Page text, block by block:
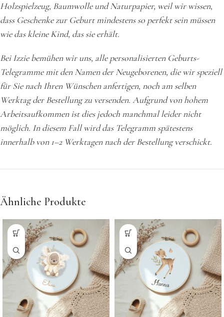
Holzspielzeug, Baumwolle und Naturpapier, weil wir wissen,
dass Geschenke zur Geburt mindestens so perfekt sein müssen
wie das kleine Kind, das sie erhält.
Bei Izzie bemühen wir uns, alle personalisierten Geburts-
Telegramme mit den Namen der Neugeborenen, die wir speziell
für Sie nach Ihren Wünschen anfertigen, noch am selben
Werktag der Bestellung zu versenden. Aufgrund von hohem
Arbeitsaufkommen ist dies jedoch manchmal leider nicht
möglich. In diesem Fall wird das Telegramm spätestens
innerhalb von 1–2 Werktagen nach der Bestellung verschickt.
Ähnliche Produkte